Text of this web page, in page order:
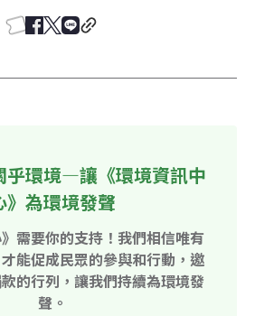
乎環境—讓《環境資訊中
》為環境發聲
》需要你的支持！我們相信唯有
能促成民眾的參與和行動，邀
的行列，讓我們持續為環境發
聲。